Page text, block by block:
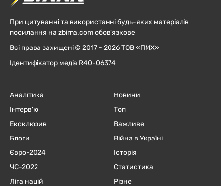
При цитуванні та використанні будь-яких матеріалів
посилання на zbirna.com обов'язкове
Всі права захищені © 2017 - 2026 ТОВ «ПМХ»
Ідентифікатор медіа R40-06374
Аналітика
Інтерв'ю
Ексклюзив
Блоги
Євро-2024
ЧC-2022
Ліга націй
Новини
Топ
Важливе
Війна в Україні
Історія
Статистика
Різне